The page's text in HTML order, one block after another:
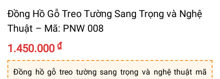
Đồng Hồ Gỗ Treo Tường Sang Trọng và Nghệ
Thuật – Mã: PNW 008
1.450.000 ₫
Đồng hồ gỗ treo tường sang trọng và nghệ thuật mã